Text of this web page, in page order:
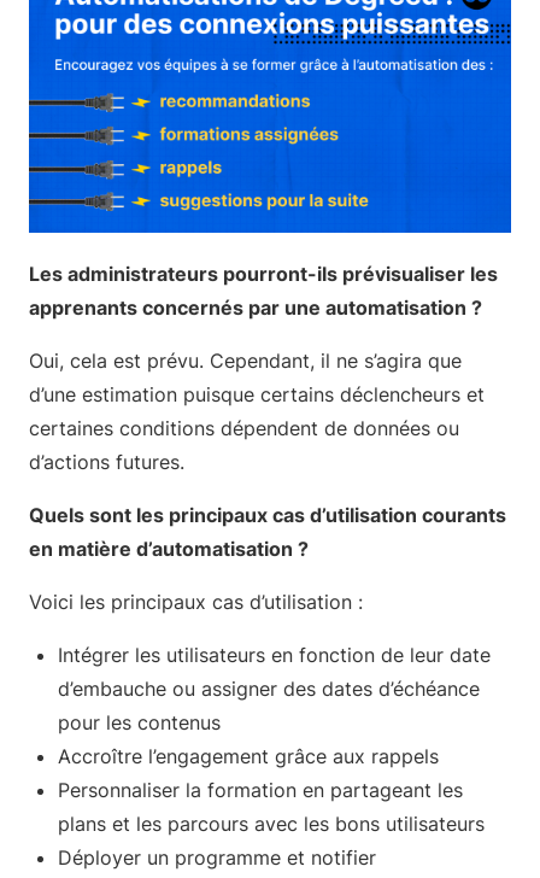
Les administrateurs pourront-ils prévisualiser les
apprenants concernés par une automatisation ?
Oui, cela est prévu. Cependant, il ne s’agira que
d’une estimation puisque certains déclencheurs et
certaines conditions dépendent de données ou
d’actions futures.
Quels sont les principaux cas d’utilisation courants
en matière d’automatisation ?
Voici les principaux cas d’utilisation :
Intégrer les utilisateurs en fonction de leur date
d’embauche ou assigner des dates d’échéance
pour les contenus
Accroître l’engagement grâce aux rappels
Personnaliser la formation en partageant les
plans et les parcours avec les bons utilisateurs
Déployer un programme et notifier